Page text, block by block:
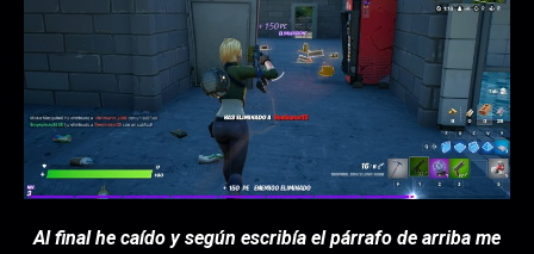
Al final he caído y según escribía el párrafo de arriba me